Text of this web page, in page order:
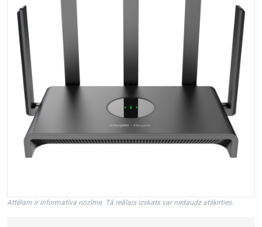
Attēlam ir informatīva nozīme. Tā reālais izskats var nedaudz atšķirties.